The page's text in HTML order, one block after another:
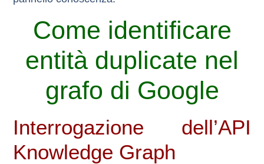
Come identificare
entità duplicate nel
grafo di Google
Interrogazione dell’API
Knowledge Graph